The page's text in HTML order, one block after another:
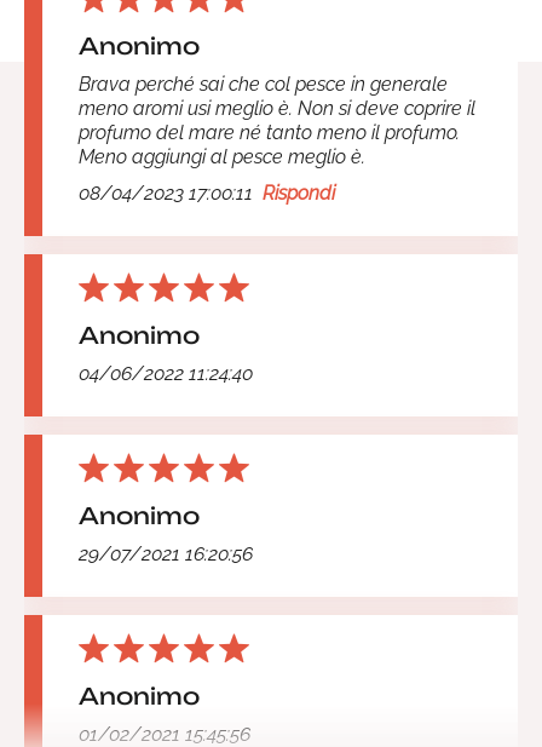
Anonimo
Brava perché sai che col pesce in generale
meno aromi usi meglio è. Non si deve coprire il
profumo del mare né tanto meno il profumo.
Meno aggiungi al pesce meglio è.
08/04/2023 17:00:11 Rispondi
Anonimo
04/06/2022 11:24:40
Anonimo
29/07/2021 16:20:56
Anonimo
01/02/2021 15:45:56